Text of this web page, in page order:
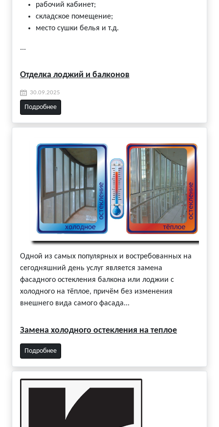
рабочий кабинет;
складское помещение;
место сушки белья и т.д.
...
Отделка лоджий и балконов
30.09.2025
Подробнее
Одной из самых популярных и востребованных на
сегодняшний день услуг является замена
фасадного остекления балкона или лоджии с
холодного на тёплое, причём без изменения
внешнего вида самого фасада...
Замена холодного остекления на теплое
Подробнее